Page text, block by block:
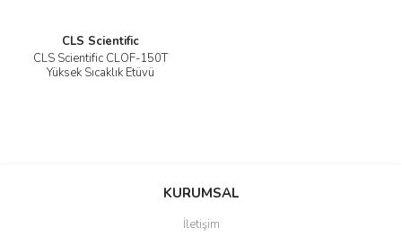
CLS Scientific
CLS Scientific CLOF-150T
Yüksek Sıcaklık Etüvü
KURUMSAL
İletişim